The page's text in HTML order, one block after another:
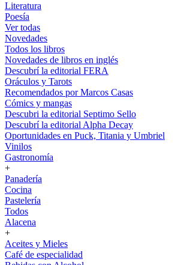
Literatura
Poesía
Ver todas
Novedades
Todos los libros
Novedades de libros en inglés
Descubrí la editorial FERA
Oráculos y Tarots
Recomendados por Marcos Casas
Cómics y mangas
Descubri la editorial Septimo Sello
Descubrí la editorial Alpha Decay
Oportunidades en Puck, Titania y Umbriel
Vinilos
Gastronomía
+
Panadería
Cocina
Pastelería
Todos
Alacena
+
Aceites y Mieles
Café de especialidad